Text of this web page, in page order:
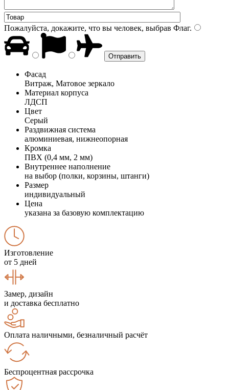
Пожалуйста, докажите, что вы человек, выбрав Флаг.
Фасад
Витраж, Матовое зеркало
Материал корпуса
ЛДСП
Цвет
Серый
Раздвижная система
алюминиевая, нижнеопорная
Кромка
ПВХ (0,4 мм, 2 мм)
Внутреннее наполнение
на выбор (полки, корзины, штанги)
Размер
индивидуальный
Цена
указана за базовую комплектацию
Изготовление
от 5 дней
Замер, дизайн
и доставка бесплатно
Оплата наличными, безналичный расчёт
Беспроцентная рассрочка